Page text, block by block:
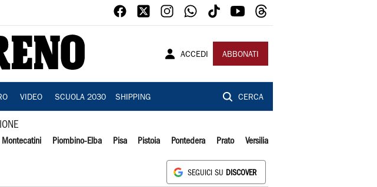
ACCEDI ABBONATI
VIDEO SCUOLA 2030 SHIPPING CERCA
Montecatini Piombino-Elba Pisa Pistoia Pontedera Prato Versilia
SEGUICI SU DISCOVER